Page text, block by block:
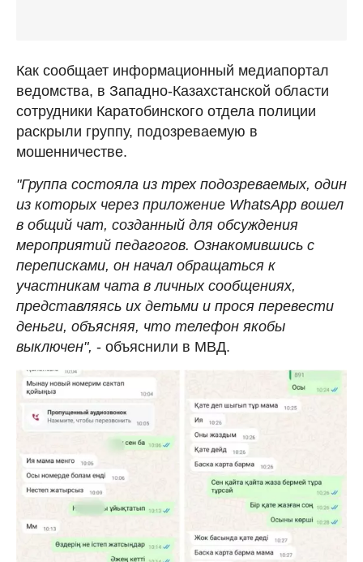
Как сообщает информационный медиапортал
ведомства, в Западно-Казахстанской области
сотрудники Каратобинского отдела полиции
раскрыли группу, подозреваемую в
мошенничестве.
"Группа состояла из трех подозреваемых, один
из которых через приложение WhatsApp вошел
в общий чат, созданный для обсуждения
мероприятий педагогов. Ознакомившись с
переписками, он начал обращаться к
участникам чата в личных сообщениях,
представляясь их детьми и прося перевести
деньги, объясняя, что телефон якобы
выключен", - объяснили в МВД.